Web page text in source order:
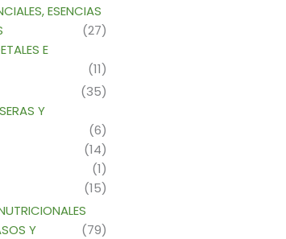
ESENCIAS
(27)
E
(11)
(35)
Y
(6)
(14)
(1)
(15)
(79)
Y